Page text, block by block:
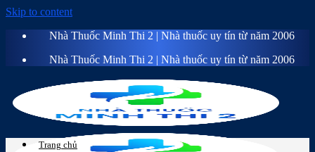
Skip to content
Nhà Thuốc Minh Thi 2 | Nhà thuốc uy tín từ năm 2006
Nhà Thuốc Minh Thi 2 | Nhà thuốc uy tín từ năm 2006
Trang chủ